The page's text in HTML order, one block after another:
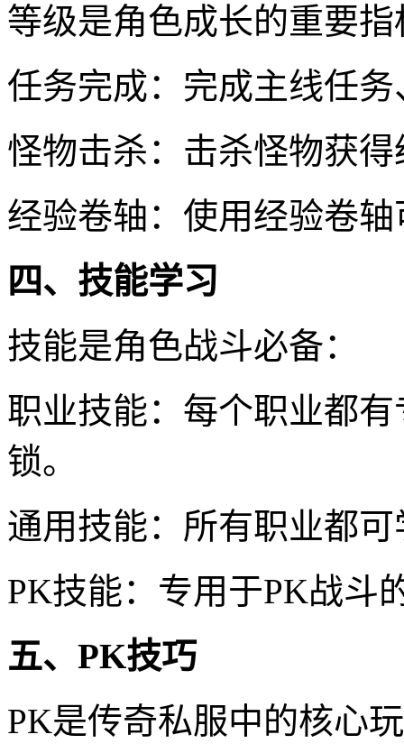
等级是角色成长的重要指
任务完成：完成主线任
怪物击杀：击杀怪物获
经验卷轴：使用经验卷
四、技能学习
技能是角色战斗必备：
职业技能：每个职业都
锁。
通用技能：所有职业都
PK技能：专用于PK战斗
五、PK技巧
PK是传奇私服中的核心